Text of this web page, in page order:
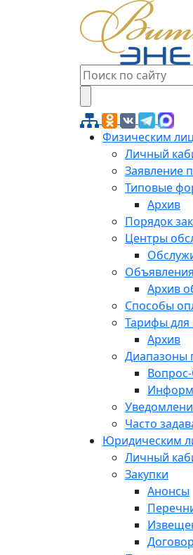
Физическим
Личный
Заявление
Типовые
Архив
Порядок
Центры
Архив
Способы
Тарифы для
Архив
Диапазоны
Часто
Юридическим
Личный
Закупки
Анонсы